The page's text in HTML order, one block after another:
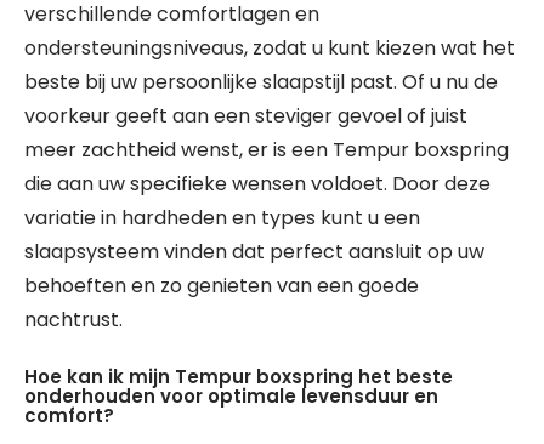
verschillende comfortlagen en
ondersteuningsniveaus, zodat u kunt kiezen wat het
beste bij uw persoonlijke slaapstijl past. Of u nu de
voorkeur geeft aan een steviger gevoel of juist
meer zachtheid wenst, er is een Tempur boxspring
die aan uw specifieke wensen voldoet. Door deze
variatie in hardheden en types kunt u een
slaapsysteem vinden dat perfect aansluit op uw
behoeften en zo genieten van een goede
nachtrust.
Hoe kan ik mijn Tempur boxspring het beste
onderhouden voor optimale levensduur en
comfort?